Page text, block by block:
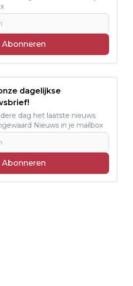
Abonneren
dagelijkse
dag het laatste nieuws
Nieuws in je mailbox
Abonneren